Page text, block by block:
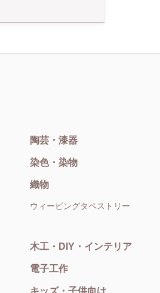
陶芸・漆器
染色・染物
織物
ウィービングタペストリー
木工・DIY・インテリア
電子工作